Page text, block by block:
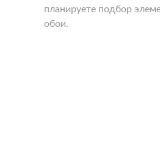
планируете подбор
обои.